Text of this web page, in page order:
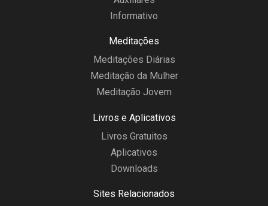
Informativo
Meditações
Meditações Diárias
Meditação da Mulher
Meditação Jovem
Livros e Aplicativos
Livros Gratuitos
Aplicativos
Downloads
Sites Relacionados